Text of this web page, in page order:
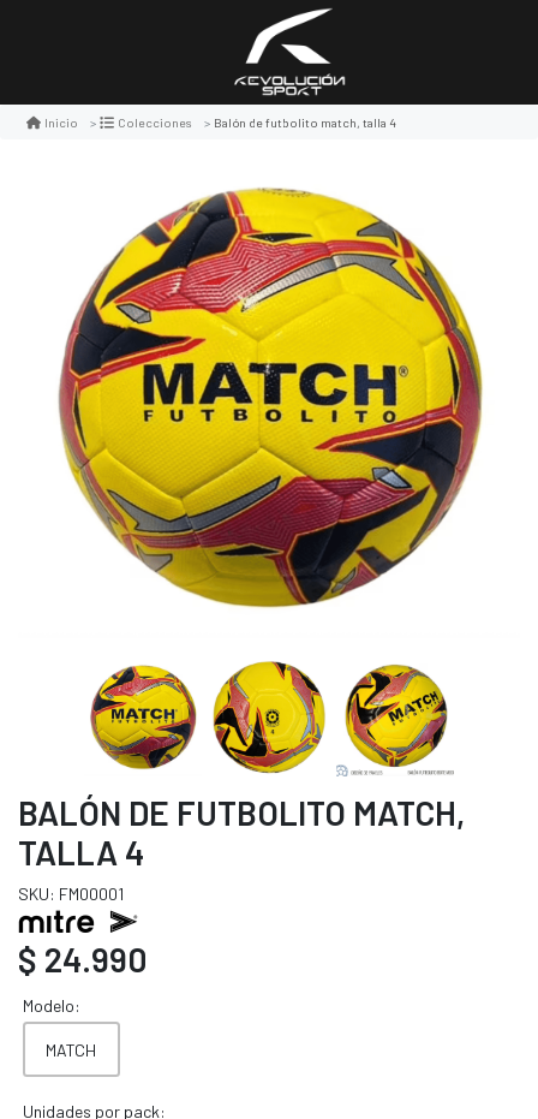
Inicio Colecciones Balón de futbolito match, talla 4
BALÓN DE FUTBOLITO MATCH,
TALLA 4
SKU: FM00001
$ 24.990
Modelo:
MATCH
Unidades por pack: